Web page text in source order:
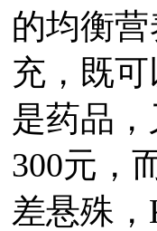
的均衡
充，既
是药品
300元，
差悬殊